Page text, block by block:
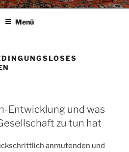
Menü
Entwicklung und was
zu tun hat
anmutenden und